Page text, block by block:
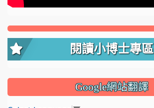
閱讀小博士專區
Google網站翻譯